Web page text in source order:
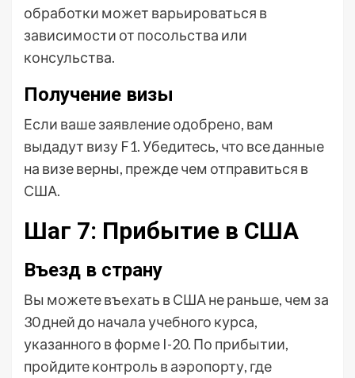
обработки может варьироваться в
зависимости от посольства или
консульства.
Получение визы
Если ваше заявление одобрено, вам
выдадут визу F1. Убедитесь, что все данные
на визе верны, прежде чем отправиться в
США.
Шаг 7: Прибытие в США
Въезд в страну
Вы можете въехать в США не раньше, чем за
30 дней до начала учебного курса,
указанного в форме I-20. По прибытии,
пройдите контроль в аэропорту, где